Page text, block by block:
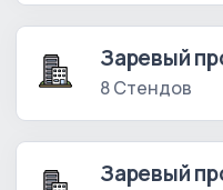
Заревый
8 Стендов
Заревый